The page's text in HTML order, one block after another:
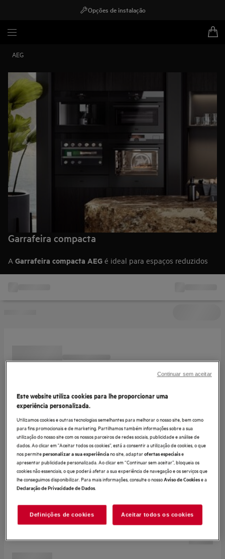
Opções de instalação
AEG
Garrafeira compacta
A Garrafeira compacta AEG é ideal para espaços reduzidos
Este website utiliza cookies para lhe proporcionar uma
experiência personalizada.
Utilizamos cookies e outras tecnologias semelhantes para melhorar o nosso site, bem como
para fins promocionais e de marketing. Partilhamos também informações sobre a sua
utilização do nosso site com os nossos parceiros de redes sociais, publicidade e análise de
dados. Ao clicar em "Aceitar todos os cookies”, está a consentir a utilização de cookies, o que
nos permitepersonalizar a sua experiênciano site, adaptarofertas especiaise
apresentar publicidade personalizada. Ao clicar em “Continuar sem aceitar”, bloqueia os
cookies não essenciais, o que poderá afetar a sua experiência de navegação e os serviços que
lhe conseguimos disponibilizar. Para mais informações, consulte o nossoAviso de Cookiese a
Declaração de Privacidade de Dados.
Definições de cookies Aceitar todos os cookies
Continuar sem aceitar